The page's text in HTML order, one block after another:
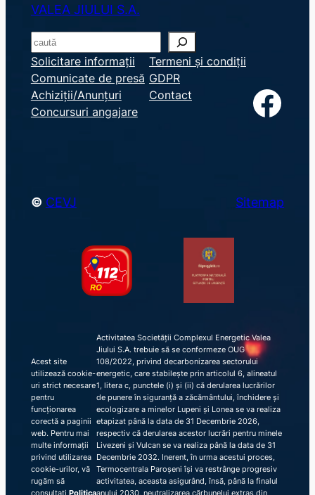
VALEA JIULUI S.A.
S
e
a
r
c
Solicitare informații
Comunicate de presă
Achiziții/Anunțuri
Concursuri angajare
Termeni și condiții
GDPR
Contact
Facebook
© CEVJ Sitemap
Acest site
utilizează cookie-
uri strict necesare
pentru
funcționarea
corectă a paginii
web. Pentru mai
multe informații
privind utilizarea
cookie-urilor, vă
rugăm să
consultați Politica
Activitatea Societății Complexul Energetic Valea
Jiului S.A. trebuie să se conformeze OUG
108/2022, privind decarbonizarea sectorului
energetic, care stabilește prin articolul 6, alineatul
1, litera c, punctele (i) și (ii) că derularea lucrărilor
de punere în siguranță a zăcământului, închidere și
ecologizare a minelor Lupeni și Lonea se va realiza
etapizat până la data de 31 Decembrie 2026,
respectiv că derularea acestor lucrări pentru minele
Livezeni și Vulcan se va realiza până la data de 31
Decembrie 2032. Inerent, în urma acestui proces,
Termocentrala Paroșeni își va restrânge progresiv
activitatea, aceasta asigurând, însă, până la finalul
anului 2030, neutralizarea cărbunelui extras din